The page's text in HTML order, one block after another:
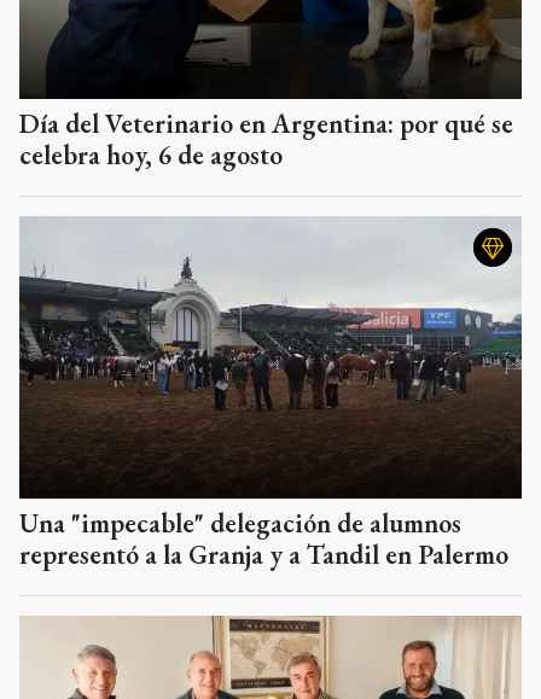
Día del Veterinario en Argentina: por qué se
celebra hoy, 6 de agosto
Una "impecable" delegación de alumnos
representó a la Granja y a Tandil en Palermo